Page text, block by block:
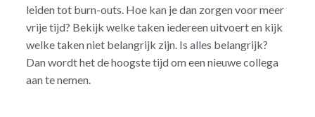
leiden tot burn-outs. Hoe kan je dan zorgen voor meer
vrije tijd? Bekijk welke taken iedereen uitvoert en kijk
welke taken niet belangrijk zijn. Is alles belangrijk?
Dan wordt het de hoogste tijd om een nieuwe collega
aan te nemen.